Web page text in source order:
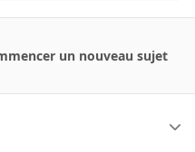
un nouveau sujet